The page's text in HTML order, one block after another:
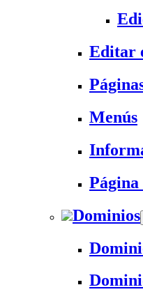
Editar
Menús
Página
Dominios